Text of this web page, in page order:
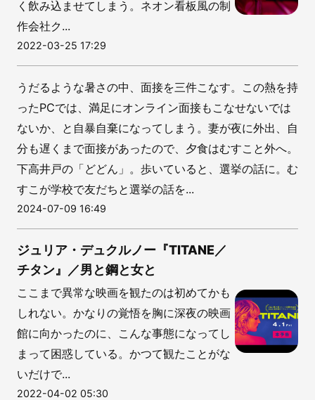
く飲み込ませてしまう。ネオン看板風の制
作会社ク...
2022-03-25 17:29
うだるような暑さの中、面接を三件こなす。この熱を持
ったPCでは、満足にオンライン面接もこなせないでは
ないか、と自暴自棄になってしまう。妻が夜に外出、自
分も遅くまで面接があったので、夕食はむすこと外へ。
下高井戸の「どどん」。歩いていると、選挙の話に。む
すこが学校で友だちと選挙の話を...
2024-07-09 16:49
ジュリア・デュクルノー『TITANE／
チタン』／男と鋼と女と
ここまで異常な映画を観たのは初めてかも
しれない。かなりの覚悟を胸に深夜の映画
館に向かったのに、こんな事態になってし
まって困惑している。かつて観たことがな
いだけで...
2022-04-02 05:30